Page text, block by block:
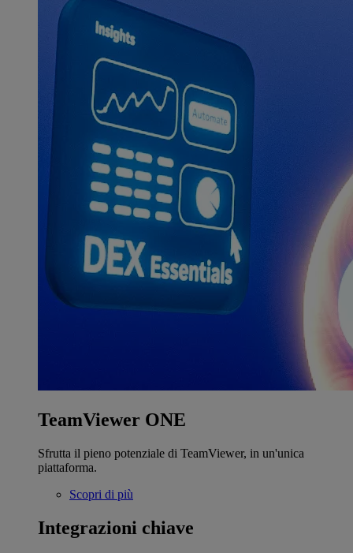
TeamViewer ONE
Sfrutta il pieno potenziale di TeamViewer, in un'unica
piattaforma.
Scopri di più
Integrazioni chiave